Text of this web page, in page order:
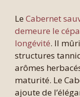
Le Cabernet
demeure le
longévité. Il
structures
arômes
maturité. Le
ajoute de